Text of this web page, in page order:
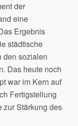
der
eine
Ergebnis
städtische
den sozialen
Das heute noch
war im Kern auf
Fertigstellung
zur Stärkung des